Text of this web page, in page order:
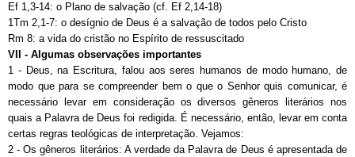
Ef 1,3-14: o Plano de salvação (cf. Ef 2,14-18)
1Tm 2,1-7: o desígnio de Deus é a salvação de todos pelo Cristo
Rm 8: a vida do cristão no Espírito de ressuscitado
VII - Algumas observações importantes
1 - Deus, na Escritura, falou aos seres humanos de modo humano, de
modo que para se compreender bem o que o Senhor quis comunicar, é
necessário levar em consideração os diversos gêneros literários nos
quais a Palavra de Deus foi redigida. É necessário, então, levar em conta
certas regras teológicas de interpretação. Vejamos:
2 - Os gêneros literários: A verdade da Palavra de Deus é apresentada de